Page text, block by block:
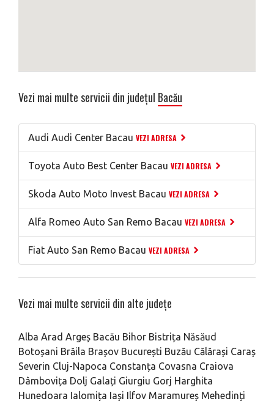
Vezi mai multe servicii din județul Bacău
Audi Audi Center Bacau VEZI ADRESA
Toyota Auto Best Center Bacau VEZI ADRESA
Skoda Auto Moto Invest Bacau VEZI ADRESA
Alfa Romeo Auto San Remo Bacau VEZI ADRESA
Fiat Auto San Remo Bacau VEZI ADRESA
Vezi mai multe servicii din alte județe
Alba Arad Argeș Bacău Bihor Bistrița Năsăud
Botoșani Brăila Brașov București Buzău Călărași Caraș
Severin Cluj-Napoca Constanța Covasna Craiova
Dâmbovița Dolj Galați Giurgiu Gorj Harghita
Hunedoara Ialomița Iași Ilfov Maramureș Mehedinți